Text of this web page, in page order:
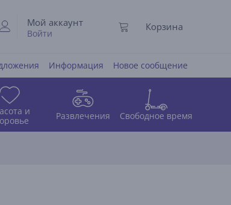
Мой аккаунт
Войти
Корзина
Информация Новое сообщение
и
Развлечения Свободное время